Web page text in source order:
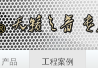
产品 工程案例